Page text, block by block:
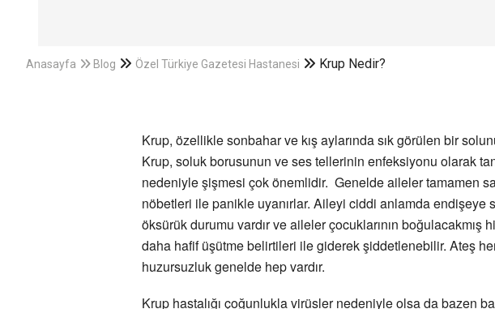
Anasayfa Blog Özel Türkiye Gazetesi Hastanesi Krup Nedir?
Krup, özellikle sonbahar ve kış aylarında sık görülen bir
Krup, soluk borusunun ve ses tellerinin enfeksiyonu olarak
nedeniyle şişmesi çok önemlidir. Genelde aileler tamamen
nöbetleri ile panikle uyanırlar. Aileyi ciddi anlamda endişeye
öksürük durumu vardır ve aileler çocuklarının
daha hafif üşütme belirtileri ile giderek şiddetlenebilir. Ateş
huzursuzluk genelde hep vardır.
Krup hastalığı çoğunlukla virüsler nedeniyle olsa da bazen